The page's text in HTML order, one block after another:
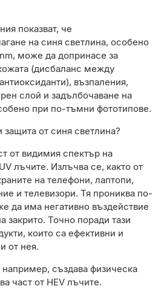
показват, че
на синя светлина, особено
може да допринасе за
(дисбаланс между
), възпаления,
слой и задълбочаване на
при по-тъмни фототипове.
от синя светлина?
от видимия спектър на
лъчите. Излъчва се, както от
на телефони, лаптопи,
и телевизори. Тя прониква по-
да има негативно въздействие
закрито. Точно поради тази
които са ефективни и
от нея.
създава физическа
част от HEV лъчите.